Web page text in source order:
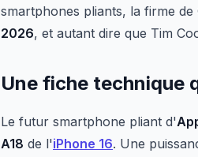
smartphones pliants, la firme
2026, et autant dire que Tim
Une fiche technique
Le futur smartphone pliant d'
A18 de l'iPhone 16. Une